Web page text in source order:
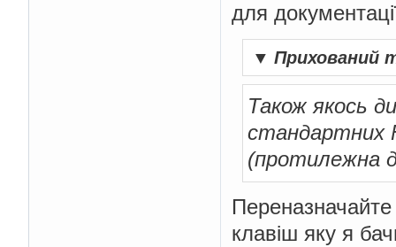
для
▼ Прихований
Також якось
стандартних
(протилежна
клавіш яку я